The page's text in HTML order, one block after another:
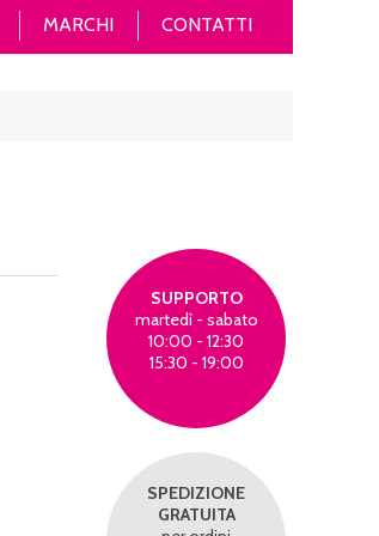
MARCHI CONTATTI
SUPPORTO
martedì - sabato
10:00 - 12:30
15:30 - 19:00
SPEDIZIONE
GRATUITA